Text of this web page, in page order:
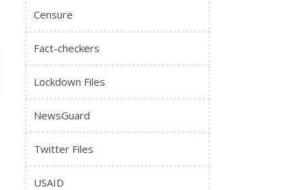
Censure
Fact-checkers
Lockdown Files
NewsGuard
Twitter Files
USAID